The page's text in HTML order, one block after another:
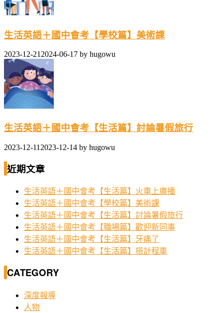
生活英語＋國中會考【學校篇】美術課
2023-12-212024-06-17 by hugowu
生活英語＋國中會考【生活篇】討論暑假旅行
2023-12-11 2023-12-14 by hugowu
近期文章
生活英語＋國中會考【生活篇】火車上廣播
生活英語＋國中會考【學校篇】美術課
生活英語＋國中會考【生活篇】討論暑假旅行
生活英語＋國中會考【職場篇】歡迎新同事
生活英語＋國中會考【生活篇】牙痛了
生活英語＋國中會考【生活篇】搭計程車
CATEGORY
深度報導
人物